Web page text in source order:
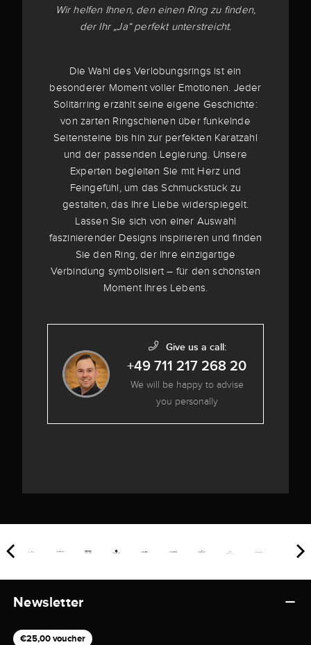
Wir helfen Ihnen, den einen Ring zu finden,
der Ihr „Ja“ perfekt unterstreicht.
Die Wahl des Verlobungsrings ist ein
besonderer Moment voller Emotionen. Jeder
Solitärring erzählt seine eigene Geschichte:
von zarten Ringschienen über funkelnde
Seitensteine bis hin zur perfekten Karatzahl
und der passenden Legierung. Unsere
Experten begleiten Sie mit Herz und
Feingefühl, um das Schmuckstück zu
gestalten, das Ihre Liebe widerspiegelt.
Lassen Sie sich von einer Auswahl
faszinierender Designs inspirieren und finden
Sie den Ring, der Ihre einzigartige
Verbindung symbolisiert – für den schönsten
Moment Ihres Lebens.
Give us a call:
+49 711 217 268 20
We will be happy to advise
you personally
Newsletter
€25,00 voucher